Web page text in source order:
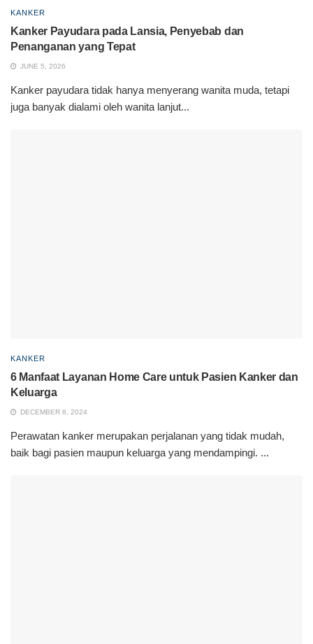
KANKER
Kanker Payudara pada Lansia, Penyebab dan
Penanganan yang Tepat
JUNE 5, 2026
Kanker payudara tidak hanya menyerang wanita muda, tetapi
juga banyak dialami oleh wanita lanjut...
KANKER
6 Manfaat Layanan Home Care untuk Pasien Kanker dan
Keluarga
DECEMBER 8, 2024
Perawatan kanker merupakan perjalanan yang tidak mudah,
baik bagi pasien maupun keluarga yang mendampingi. ...